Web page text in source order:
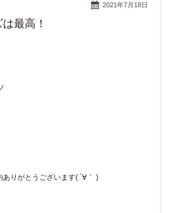
2021年7月18日
最高！
りがとうございます( ´∀｀ )